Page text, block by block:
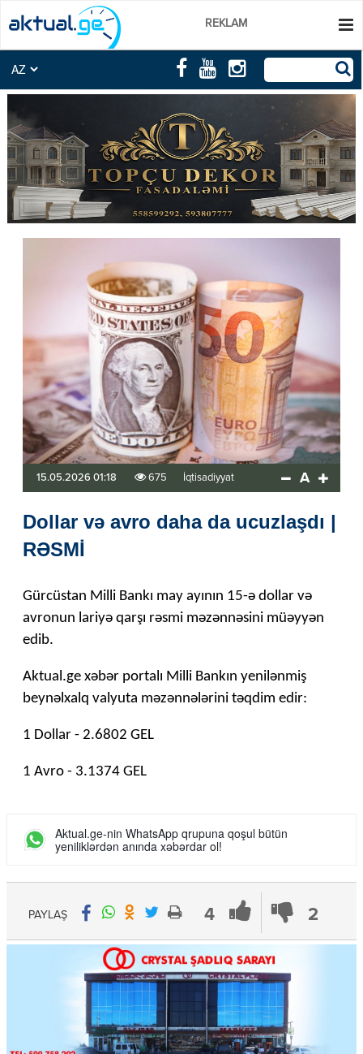
REKLAM
15.05.2026 01:18 675 İqtisadiyyat A
Dollar və avro daha da ucuzlaşdı |
RƏSMİ
Gürcüstan Milli Bankı may ayının 15-ə dollar və
avronun lariyə qarşı rəsmi məzənnəsini müəyyən
edib.
Aktual.ge xəbər portalı Milli Bankın yenilənmiş
beynəlxalq valyuta məzənnələrini təqdim edir:
1 Dollar - 2.6802 GEL
1 Avro - 3.1374 GEL
Aktual.ge-nin WhatsApp qrupuna qoşul bütün
yeniliklərdən anında xəbərdar ol!
4 2
PAYLAŞ